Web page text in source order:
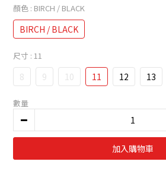
顏色 : BIRCH / BLACK
BIRCH / BLACK
尺寸 : 11
8 9 10 11 12 13
數量
加入購物車